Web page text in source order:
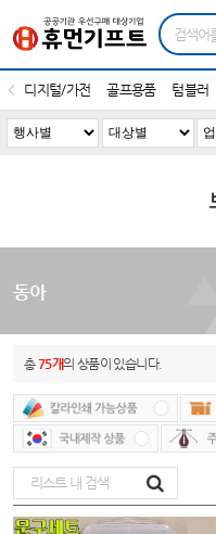
디지털/가전 골프용품 텀블러
동아
총75개의 상품이 있습니다.